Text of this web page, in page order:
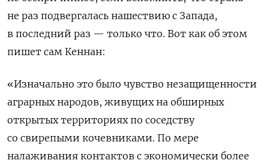
не раз подвергалась нашествию с Запада,
в последний раз — только что. Вот как об этом
пишет сам Кеннан:
«Изначально это было чувство незащищенности
аграрных народов, живущих на обширных
открытых территориях по соседству
со свирепыми кочевниками. По мере
налаживания контактов с экономически более